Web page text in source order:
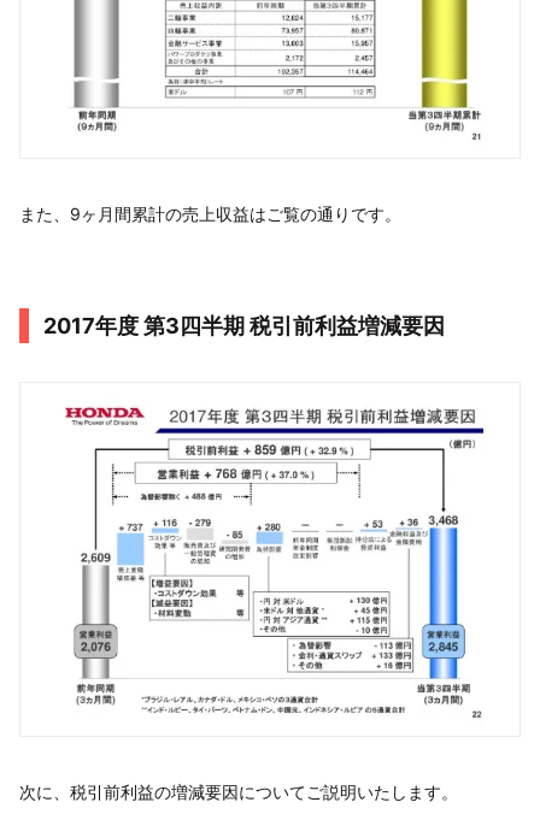
また、9ヶ月間累計の売上収益はご覧の通りです。
2017年度 第3四半期 税引前利益増減要因
次に、税引前利益の増減要因についてご説明いたします。